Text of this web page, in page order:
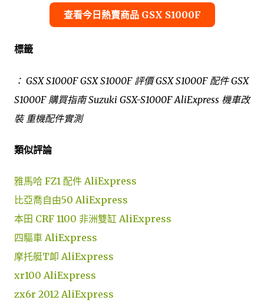
查看今日熱賣商品 GSX S1000F
標籤
： GSX S1000F GSX S1000F 評價 GSX S1000F 配件 GSX
S1000F 購買指南 Suzuki GSX-S1000F AliExpress 機車改
裝 重機配件實測
類似評論
雅馬哈 FZ1 配件 AliExpress
比亞喬自由50 AliExpress
本田 CRF 1100 非洲雙缸 AliExpress
四驅車 AliExpress
摩托艇T卹 AliExpress
xr100 AliExpress
zx6r 2012 AliExpress